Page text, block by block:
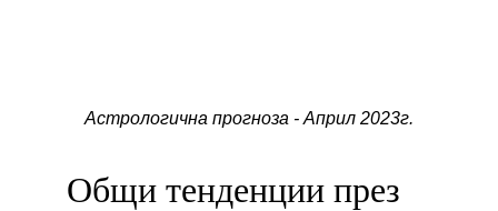
Астрологична прогноза - Април 2023г.
Общи тенденции през